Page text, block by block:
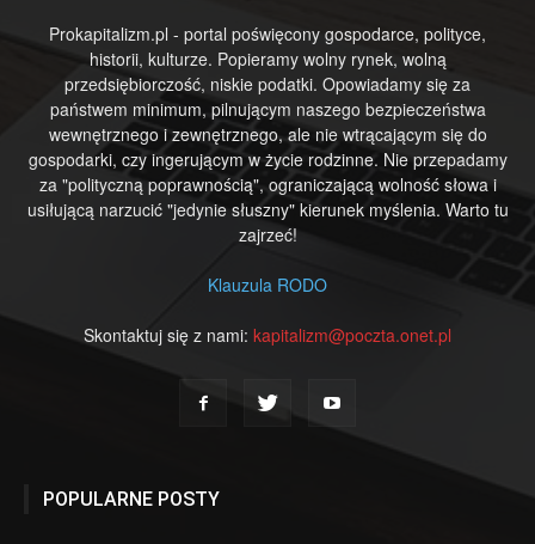
Prokapitalizm.pl - portal poświęcony gospodarce, polityce,
historii, kulturze. Popieramy wolny rynek, wolną
przedsiębiorczość, niskie podatki. Opowiadamy się za
państwem minimum, pilnującym naszego bezpieczeństwa
wewnętrznego i zewnętrznego, ale nie wtrącającym się do
gospodarki, czy ingerującym w życie rodzinne. Nie przepadamy
za "polityczną poprawnością", ograniczającą wolność słowa i
usiłującą narzucić "jedynie słuszny" kierunek myślenia. Warto tu
zajrzeć!
Klauzula RODO
Skontaktuj się z nami: kapitalizm@poczta.onet.pl
POPULARNE POSTY